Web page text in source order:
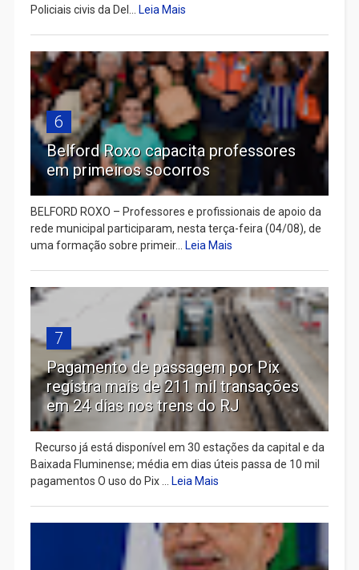
Policiais civis da Del...
Leia Mais
6
Belford Roxo capacita professores
em primeiros socorros
BELFORD ROXO – Professores e profissionais de apoio da
rede municipal participaram, nesta terça-feira (04/08), de
uma formação sobre primeir...
Leia Mais
7
Pagamento de passagem por Pix
registra mais de 211 mil transações
em 24 dias nos trens do RJ
Recurso já está disponível em 30 estações da capital e da
Baixada Fluminense; média em dias úteis passa de 10 mil
pagamentos O uso do Pix ...
Leia Mais